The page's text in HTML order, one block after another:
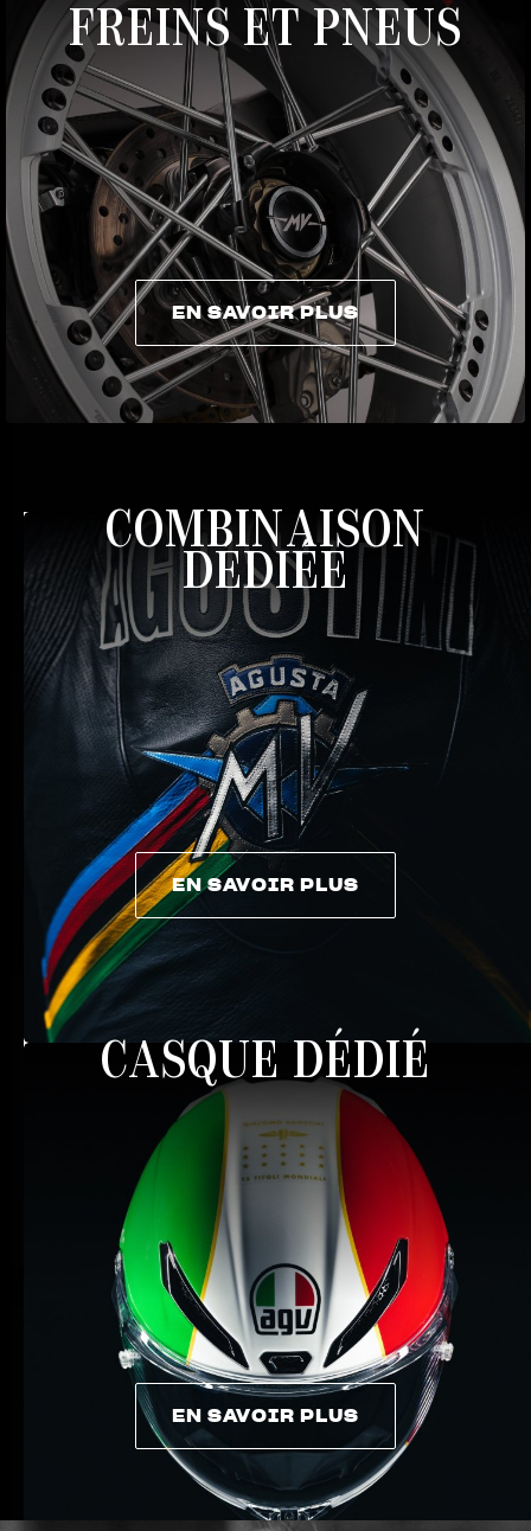
FREINS ET PNEUS
EN SAVOIR PLUS
EN SAVOIR PLUS
COMBINAISON
DÉDIÉE
EN SAVOIR PLUS
EN SAVOIR PLUS
CASQUE DÉDIÉ
EN SAVOIR PLUS
EN SAVOIR PLUS